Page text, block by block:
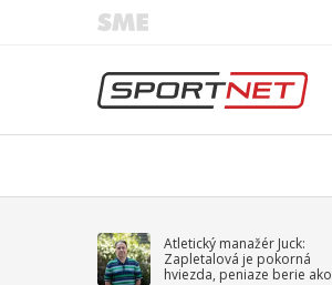
Atletický manažér Juck:
Zapletalová je pokorná
hviezda, peniaze berie ako